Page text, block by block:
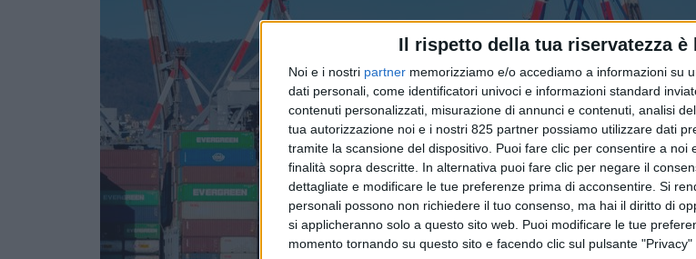
Il rispetto della tua riservatezza
Noi e i nostri partner memorizziamo e/o accediamo a informazioni su
dati personali, come identificatori univoci e informazioni standard
contenuti personalizzati, misurazione di annunci e contenuti, analisi
tua autorizzazione noi e i nostri 825 partner possiamo utilizzare dati
tramite la scansione del dispositivo. Puoi fare clic per consentire a
finalità sopra descritte. In alternativa puoi fare clic per negare il
dettagliate e modificare le tue preferenze prima di acconsentire. Si
personali possono non richiedere il tuo consenso, ma hai il diritto di
si applicheranno solo a questo sito web. Puoi modificare le tue
momento tornando su questo sito e facendo clic sul pulsante "Privacy"